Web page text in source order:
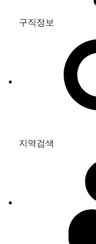
구직정보
지역검색